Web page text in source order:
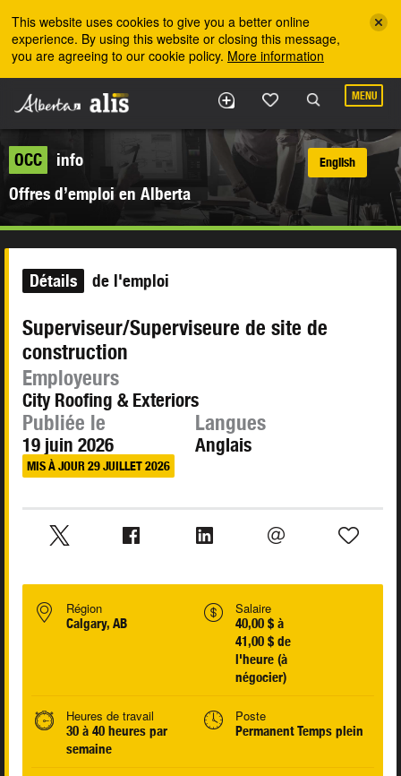
This website uses cookies to give you a better online
experience. By using this website or closing this message,
you are agreeing to our cookie policy. More information
MENU
OCC
info
Offres d’emploi en Alberta
English
Détails de l'emploi
Superviseur/Superviseure de site de
construction
Employeurs
City Roofing & Exteriors
Publiée le
19 juin 2026
MIS À JOUR 29 JUILLET 2026
Langues
Anglais
Région
Calgary, AB
Salaire
40,00 $ à
41,00 $ de
l'heure (à
négocier)
Heures de travail
30 à 40 heures par
semaine
Poste
Permanent Temps plein